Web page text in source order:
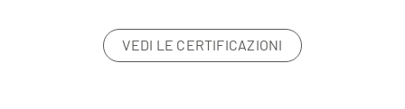
VEDI LE CERTIFICAZIONI